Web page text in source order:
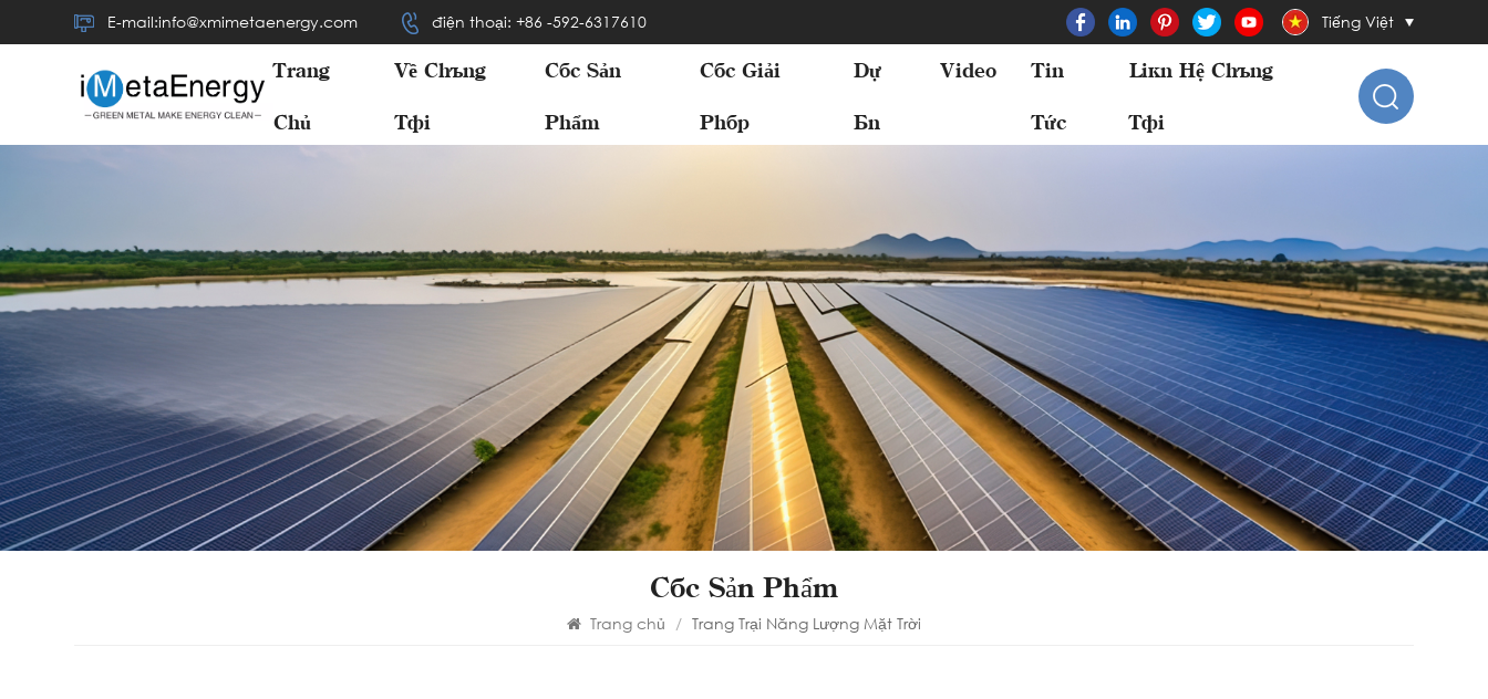
E-mail:info@xmimetaenergy.com điện thoại: +86 -592-6317610 Tiếng Việt
Trang
Chủ
Về Chúng
Tôi
Các Sản
Phẩm
Các Giải
Pháp
Dự
Án
Video Tin
Tức
Liên Hệ Chúng
Tôi
Các Sản Phẩm
Trang chủ / Trang Trại Năng Lượng Mặt Trời